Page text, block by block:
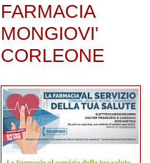
FARMACIA
MONGIOVI'
CORLEONE